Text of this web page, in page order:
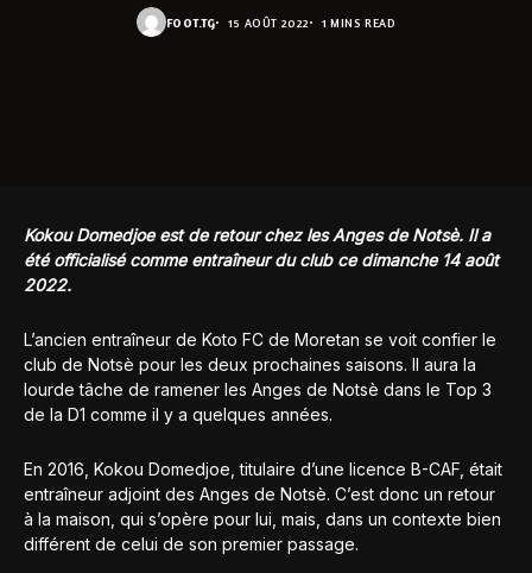
FOOT.TG 15 AOÛT 2022 1 MINS READ
Kokou Domedjoe est de retour chez les Anges de Notsè. Il a
été officialisé comme entraîneur du club ce dimanche 14 août
2022.
L’ancien entraîneur de Koto FC de Moretan se voit confier le
club de Notsè pour les deux prochaines saisons. Il aura la
lourde tâche de ramener les Anges de Notsè dans le Top 3
de la D1 comme il y a quelques années.
En 2016, Kokou Domedjoe, titulaire d’une licence B-CAF, était
entraîneur adjoint des Anges de Notsè. C’est donc un retour
à la maison, qui s’opère pour lui, mais, dans un contexte bien
différent de celui de son premier passage.